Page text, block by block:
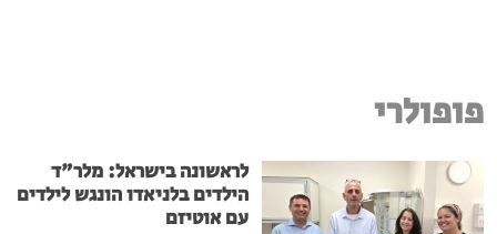
פופולרי
לראשונה בישראל: מלר"ד
הילדים בלניאדו הונגש לילדים
עם אוטיזם